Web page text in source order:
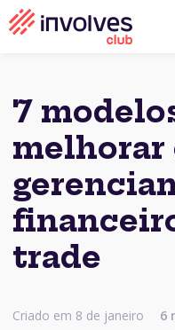
7
melhorar
trade
Criado em 8 de janeiro 6